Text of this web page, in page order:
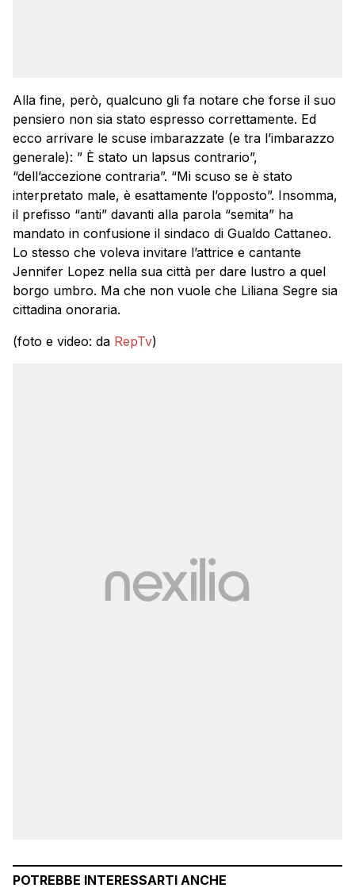
Alla fine, però, qualcuno gli fa notare che forse il suo
pensiero non sia stato espresso correttamente. Ed
ecco arrivare le scuse imbarazzate (e tra l’imbarazzo
generale): ” È stato un lapsus contrario”,
“dell’accezione contraria”. “Mi scuso se è stato
interpretato male, è esattamente l’opposto”. Insomma,
il prefisso “anti” davanti alla parola “semita” ha
mandato in confusione il sindaco di Gualdo Cattaneo.
Lo stesso che voleva invitare l’attrice e cantante
Jennifer Lopez nella sua città per dare lustro a quel
borgo umbro. Ma che non vuole che Liliana Segre sia
cittadina onoraria.
(foto e video: da RepTv)
POTREBBE INTERESSARTI ANCHE